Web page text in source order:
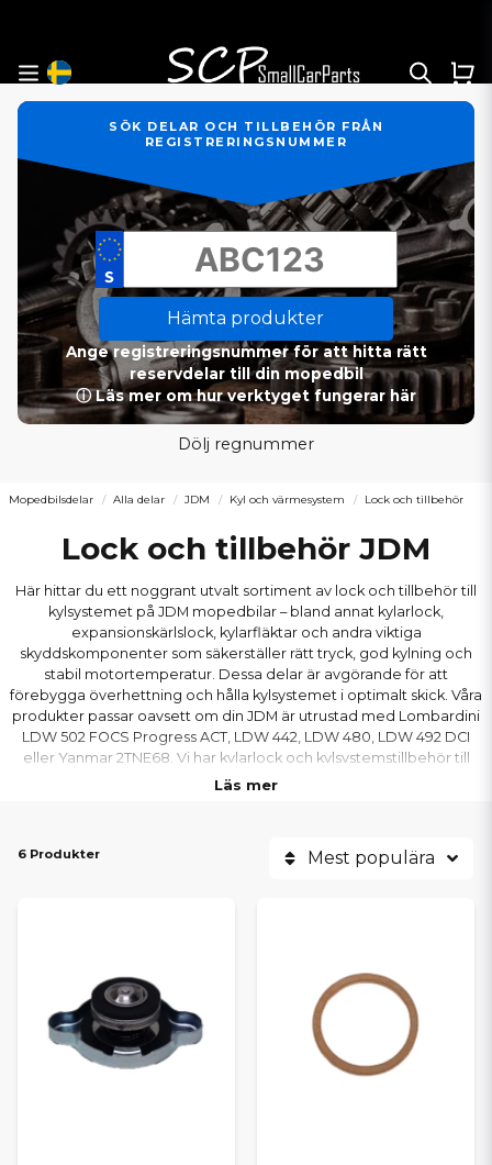
SÖK DELAR OCH TILLBEHÖR FRÅN
REGISTRERINGSNUMMER
Hämta produkter
Ange registreringsnummer för att hitta rätt
reservdelar till din mopedbil
ⓘ Läs mer om hur verktyget fungerar här
Dölj regnummer
Mopedbilsdelar Alla delar JDM Kyl och värmesystem Lock och tillbehör
Lock och tillbehör JDM
Här hittar du ett noggrant utvalt sortiment av lock och tillbehör till
kylsystemet på JDM mopedbilar – bland annat kylarlock,
expansionskärlslock, kylarfläktar och andra viktiga
skyddskomponenter som säkerställer rätt tryck, god kylning och
stabil motortemperatur. Dessa delar är avgörande för att
förebygga överhettning och hålla kylsystemet i optimalt skick. Våra
produkter passar oavsett om din JDM är utrustad med Lombardini
LDW 502 FOCS Progress ACT, LDW 442, LDW 480, LDW 492 DCI
eller Yanmar 2TNE68. Vi har kylarlock och kylsystemstillbehör till
populära modeller som JDM Titane, Albizia, Abaca, Aloes, Roxsy
Läs mer
6 Produkter Mest populära